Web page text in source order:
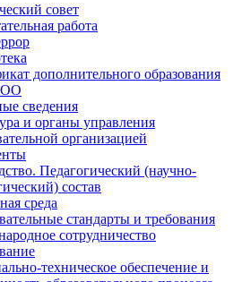
совет
работа
дополнительного образования
ОО
сведения
и органы управления
организацией
Педагогический (научно-
состав
среда
стандарты и требования
сотрудничество
техническое обеспечение и